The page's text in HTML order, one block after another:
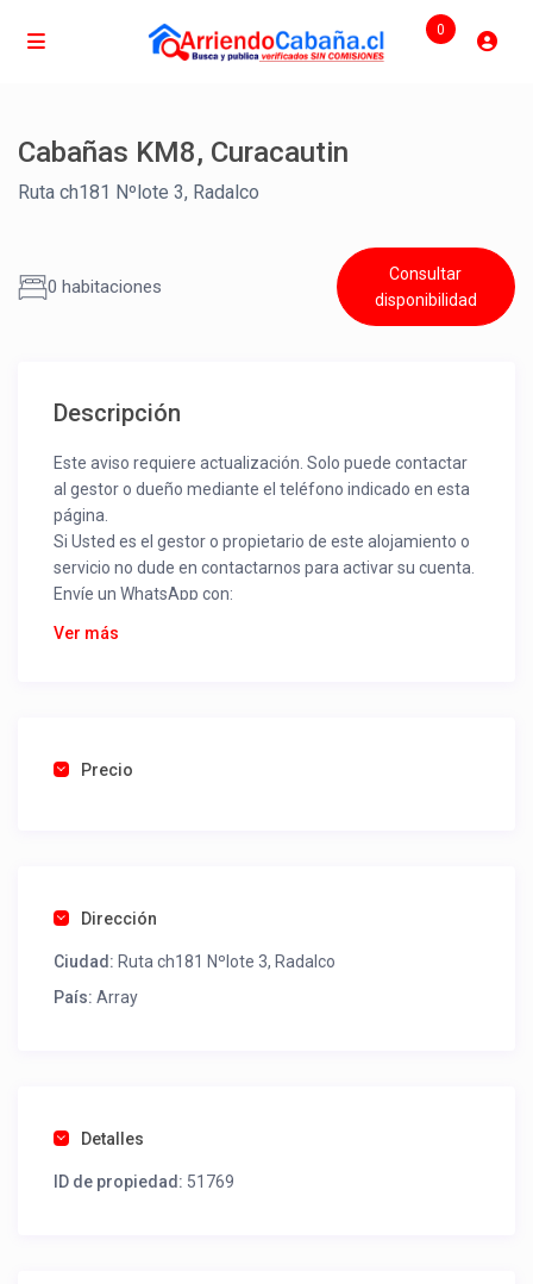
0
Cabañas KM8, Curacautin
Ruta ch181 Nºlote 3, Radalco
0 habitaciones
Consultar
disponibilidad
Descripción
Este aviso requiere actualización. Solo puede contactar
al gestor o dueño mediante el teléfono indicado en esta
página.
Si Usted es el gestor o propietario de este alojamiento o
servicio no dude en contactarnos para activar su cuenta.
Envíe un WhatsApp con:
Nombre alojamiento o servicio
Una foto de cuenta de luz o agua o gas que acredite
como un profesional sin COMISIONES ni ESTAFAS.
Tel contacto propiedad:(56) 952075800
Ver más
Precio
Dirección
Ciudad: Ruta ch181 Nºlote 3, Radalco
País: Array
Detalles
ID de propiedad: 51769